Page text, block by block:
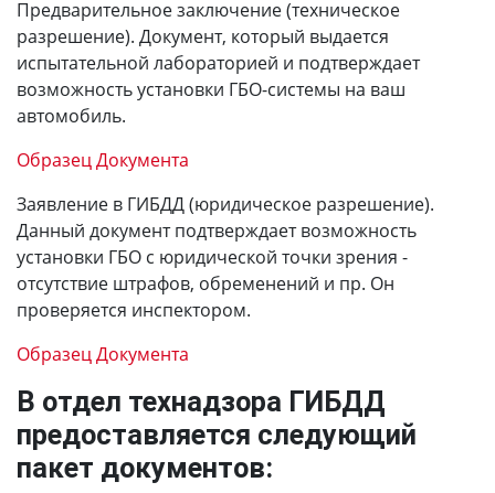
Предварительное заключение (техническое
разрешение). Документ, который выдается
испытательной лабораторией и подтверждает
возможность установки ГБО-системы на ваш
автомобиль.
Образец Документа
Заявление в ГИБДД (юридическое разрешение).
Данный документ подтверждает возможность
установки ГБО с юридической точки зрения -
отсутствие штрафов, обременений и пр. Он
проверяется инспектором.
Образец Документа
В отдел технадзора ГИБДД
предоставляется следующий
пакет документов: